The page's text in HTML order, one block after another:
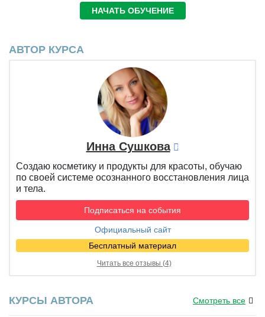
НАЧАТЬ ОБУЧЕНИЕ
АВТОР КУРСА
Инна Сушкова
Создаю косметику и продукты для красоты, обучаю
по своей системе осознанного восстановления лица
и тела.
Подписаться на события
Официальный сайт
Бесплатный материал
Читать все отзывы (4)
КУРСЫ АВТОРА Смотреть все